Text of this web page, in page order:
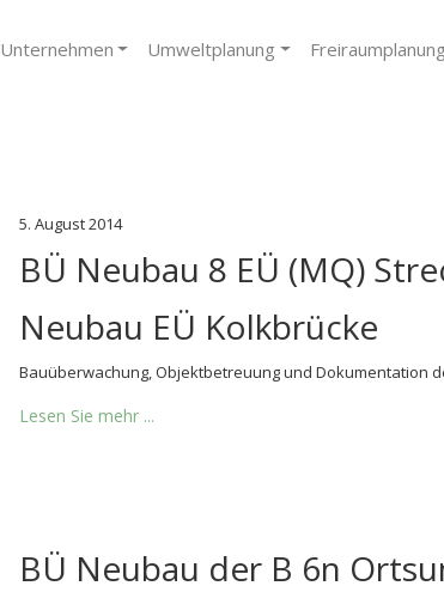
Unternehmen Umweltplanung Freiraumplanung
5. August 2014
BÜ Neubau 8 EÜ (MQ)
Neubau EÜ Kolkbrücke
Bauüberwachung, Objektbetreuung und Dokumentation
Lesen Sie mehr ...
BÜ Neubau der B 6n